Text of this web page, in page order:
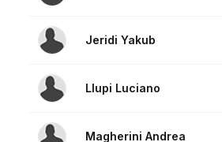
Jeridi Yakub
Llupi Luciano
Magherini Andrea